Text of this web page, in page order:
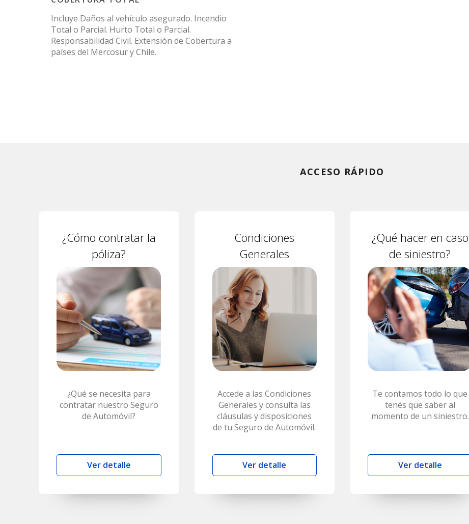
Incluye Daños al vehículo asegurado. Incendio
Total o Parcial. Hurto Total o Parcial.
Responsabilidad Civil. Extensión de Cobertura a
países del Mercosur y Chile.
ACCESO RÁPIDO
¿Cómo contratar la
póliza?
¿Qué se necesita para
contratar nuestro Seguro
de Automóvil?
Ver detalle
Condiciones
Generales
Accede a las Condiciones
Generales y consulta las
cláusulas y disposiciones
de tu Seguro de Automóvil.
Ver detalle
¿Qué hacer en caso
de siniestro?
Te contamos todo lo que
tenés que saber al
momento de un siniestro.
Ver detalle